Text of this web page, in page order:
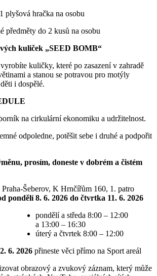
hračka na osobu
do 2 kusů na osobu
kuliček „SEED BOMB“
kuličky, které po zasazení v zahradě
a stanou se potravou pro motýly
i dospělé.
na cirkulární ekonomiku a udržitelnost.
odpoledne, potěšit sebe i druhé a podpořit
prosím, doneste v dobrém a čistém
Šeberov, K Hrnčířům 160, 1. patro
pondělí 8. 6. 2026 do čtvrtka 11. 6. 2026
pondělí a středa 8:00 – 12:00
a 13:00 – 16:30
úterý a čtvrtek 8:00 – 12:00
2026 přineste věci přímo na Sport areál
obrazový a zvukový záznam, který může